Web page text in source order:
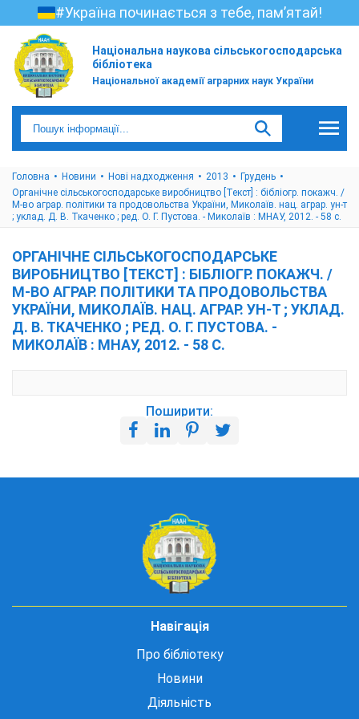
#Україна починається з тебе, пам’ятай!
Національна наукова сільськогосподарська
бібліотека
Національної академії аграрних наук України
Головна Новини Нові надходження 2013
Грудень
Органічне сільськогосподарське виробництво [Текст] : бібліогр. покажч. /
М-во аграр. політики та продовольства України, Миколаїв. нац. аграр. ун-т
; уклад. Д. В. Ткаченко ; ред. О. Г. Пустова. - Миколаїв : МНАУ, 2012. - 58 с.
ОРГАНІЧНЕ СІЛЬСЬКОГОСПОДАРСЬКЕ
ВИРОБНИЦТВО [ТЕКСТ] : БІБЛІОГР. ПОКАЖЧ. /
М-ВО АГРАР. ПОЛІТИКИ ТА ПРОДОВОЛЬСТВА
УКРАЇНИ, МИКОЛАЇВ. НАЦ. АГРАР. УН-Т ; УКЛАД.
Д. В. ТКАЧЕНКО ; РЕД. О. Г. ПУСТОВА. -
МИКОЛАЇВ : МНАУ, 2012. - 58 С.
Поширити:
Навігація
Про бібліотеку
Новини
Діяльність